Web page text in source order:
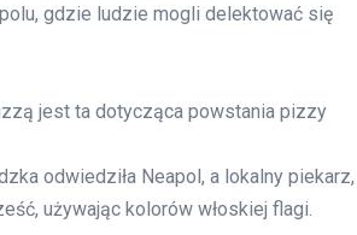
gdzie ludzie mogli delektować się
jest ta dotycząca powstania pizzy
odwiedziła Neapol, a lokalny piekarz,
używając kolorów włoskiej flagi.